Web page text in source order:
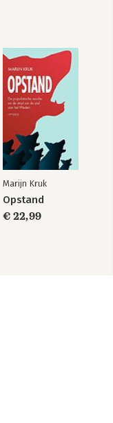
Marijn Kruk
Opstand
€ 22,99